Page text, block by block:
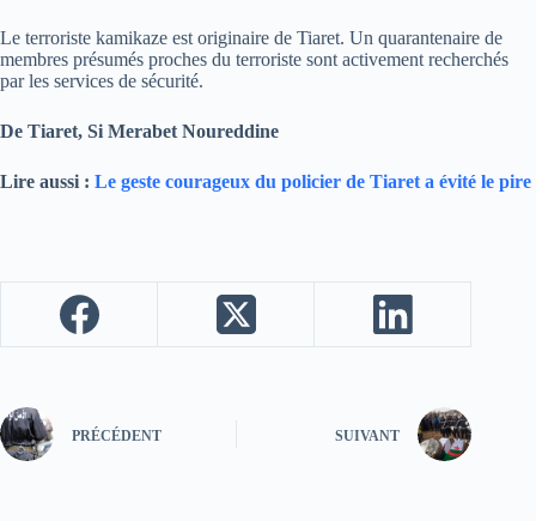
Le terroriste kamikaze est originaire de Tiaret. Un quarantenaire de
membres présumés proches du terroriste sont activement recherchés
par les services de sécurité.
De Tiaret, Si Merabet Noureddine
Lire aussi : Le geste courageux du policier de Tiaret a évité le pire
PRÉCÉDENT SUIVANT